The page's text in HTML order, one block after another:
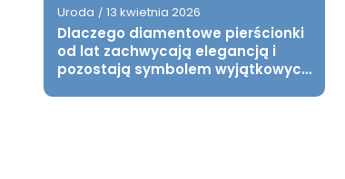
Uroda / 13 kwietnia 2026
Dlaczego diamentowe pierścionki
od lat zachwycają elegancją i
pozostają symbolem wyjątkowych